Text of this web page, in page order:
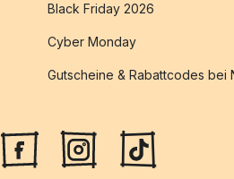
Black Friday 2026
Cyber Monday
Gutscheine & Rabattcodes bei